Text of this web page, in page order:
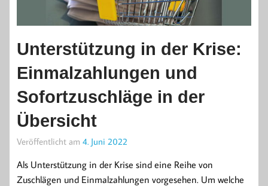
Unterstützung in der Krise:
Einmalzahlungen und
Sofortzuschläge in der
Übersicht
Veröffentlicht am 4. Juni 2022
Als Unterstützung in der Krise sind eine Reihe von
Zuschlägen und Einmalzahlungen vorgesehen. Um welche